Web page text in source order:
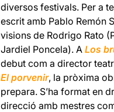
diversos festivals. Per a
escrit amb Pablo Remón
visions de Rodrigo Rato
Jardiel Poncela). ALos
debut com a director
El porvenir, la pròxima
prepara. S’ha format en
direcció amb mestres